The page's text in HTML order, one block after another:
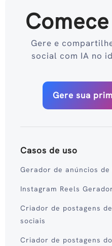
Gere e
social com IA no
Gere sua
Casos de uso
Gerador de anúncios de
Instagram Reels
Criador de postagens
sociais
Criador de postagens